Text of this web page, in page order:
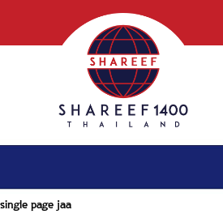
single page jaa